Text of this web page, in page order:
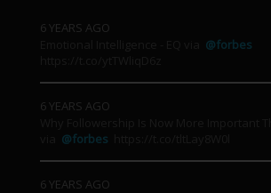
6 YEARS AGO
@forbes
6 YEARS AGO
@forbes
6 YEARS AGO